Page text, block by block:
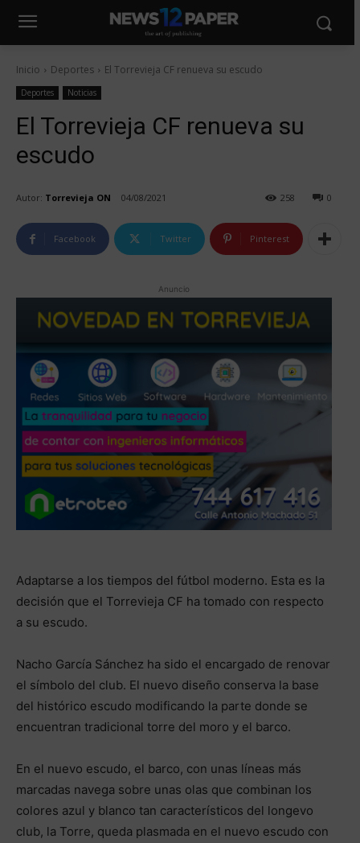
Inicio Deportes El Torrevieja CF renueva su escudo
Deportes Noticias
El Torrevieja CF renueva su
escudo
Autor: Torrevieja ON 04/08/2021 0
258
Facebook Twitter Pinterest
Anuncio
Adaptarse a los tiempos del fútbol moderno. Esta es la
decisión que el Torrevieja CF ha tomado con respecto
a su escudo.
Nacho García Sánchez ha sido el encargado de renovar
el símbolo del club. El nuevo diseño conserva la base
del histórico escudo modificando la parte donde se
encuentran tradicional torre del moro y el barco.
En el nuevo escudo, el barco, con unas líneas más
marcadas navega sobre unas olas que combinan los
colores azul y blanco tan característicos del longevo
club, la Torre, queda plasmada en el nuevo escudo con